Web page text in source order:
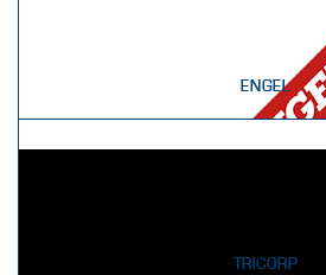
ENGEL
TRICORP